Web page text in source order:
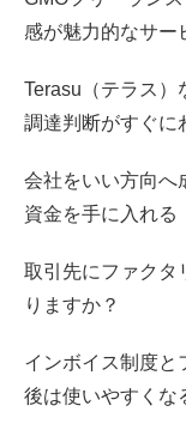
感が魅力的なサー
Terasu（テラス）
調達判断がすぐに
会社をいい方向へ
資金を手に入れる
取引先にファクタ
りますか？
インボイス制度と
後は使いやすくな